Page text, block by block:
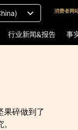
消费者网
行业新闻&报告 事
果碎做到了